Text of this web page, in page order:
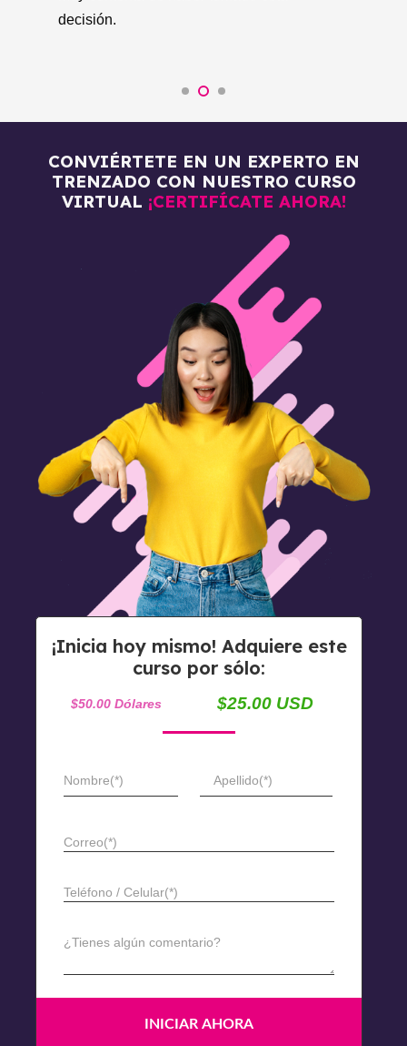
que me ayudó a adquirir experiencia en el
CONVIÉRTETE EN UN EXPERTO EN
TRENZADO CON NUESTRO CURSO
VIRTUAL ¡CERTIFÍCATE AHORA!
¡Inicia hoy mismo! Adquiere este
curso por sólo:
$50.00 Dólares $25.00 USD
Nombre(*) Apellido(*)
Correo(*)
Teléfono / Celular(*)
¿Tienes algún comentario?